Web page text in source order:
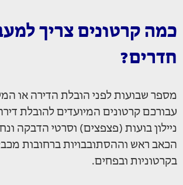
חדרים?
מספר שבועות לפני הובלת הדירה או
עבורכם קרטונים המיועדים להובלת
ניילון בועות (פצפצים) וסרטי הדבקה
הכאב ראש וההסתובבויות ברחובות
בקרטוניות ובפחים.